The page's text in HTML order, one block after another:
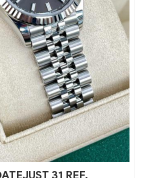
31 REF.